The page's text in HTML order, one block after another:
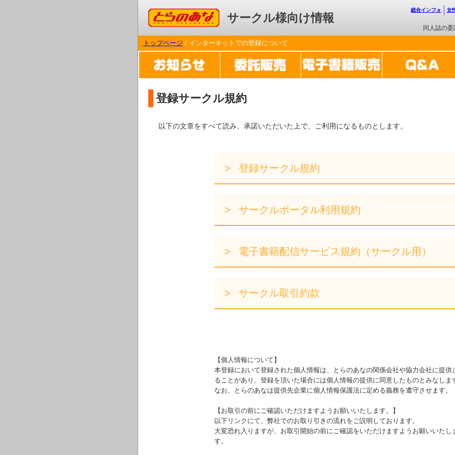
コミックとらのあな サークル様向け情報
同人誌の委
総合インフォ 女
トップページ / インターネットでの登録について
登録サークル規約
以下の文章をすべて読み、承諾いただいた上で、ご利用になるものとします。
登録サークル規約
サークルポータル利用規約
電子書籍配信サービス規約（サークル用）
サークル取引約款
【個人情報について】
本登録において登録された個人情報は、とらのあなの関係会社や協力会社に提供
ることがあり、登録を頂いた場合には個人情報の提供に同意したものとみなしま
なお、とらのあなは提供先企業に個人情報保護法に定める義務を遵守させます。
【お取引の前にご確認いただけますようお願いいたします。】
以下リンクにて、弊社でのお取り引きの流れをご説明しております。
大変恐れ入りますが、お取引開始の前にご確認をいただけますようお願いいたし
す。